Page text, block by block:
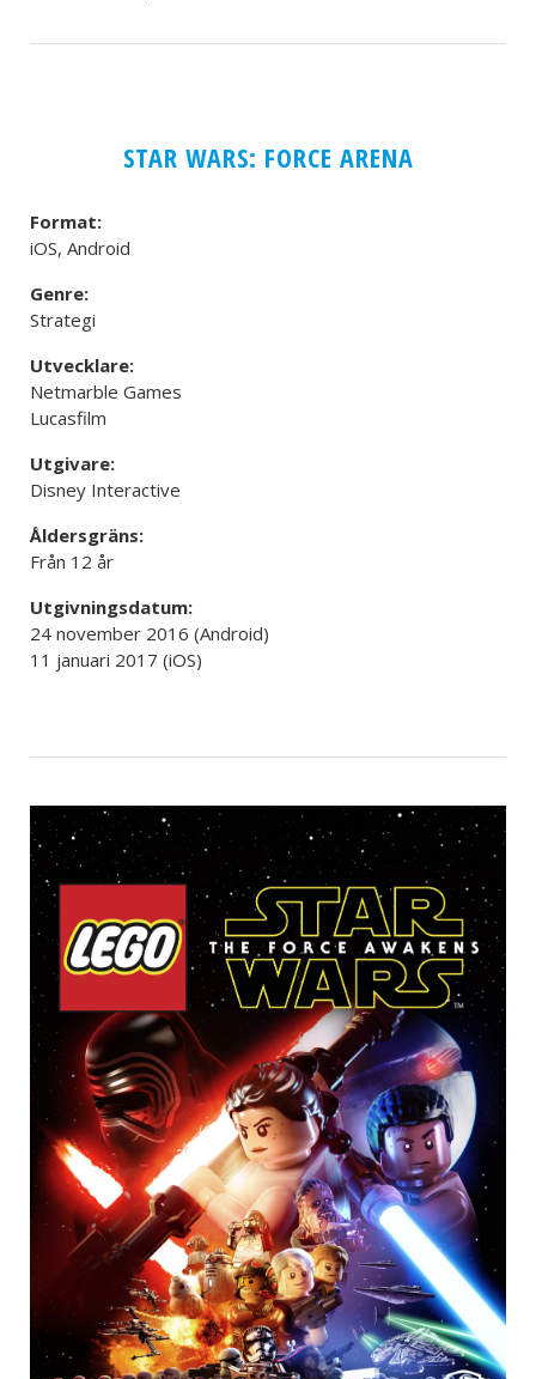
STAR WARS: FORCE ARENA
Format:
iOS, Android
Genre:
Strategi
Utvecklare:
Netmarble Games
Lucasfilm
Utgivare:
Disney Interactive
Åldersgräns:
Från 12 år
Utgivningsdatum:
24 november 2016 (Android)
11 januari 2017 (iOS)